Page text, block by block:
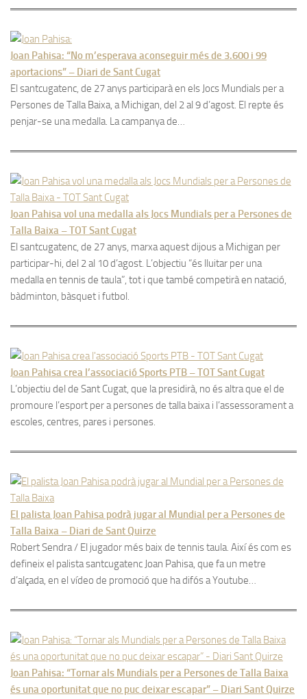
Joan Pahisa: “No m’esperava aconseguir més de 3.600 i 99
aportacions” – Diari de Sant Cugat
El santcugatenc, de 27 anys participarà en els Jocs Mundials per a
Persones de Talla Baixa, a Michigan, del 2 al 9 d’agost. El repte és
penjar-se una medalla. La campanya de…
Joan Pahisa vol una medalla als Jocs Mundials per a Persones de
Talla Baixa – TOT Sant Cugat
El santcugatenc, de 27 anys, marxa aquest dijous a Michigan per
participar-hi, del 2 al 10 d’agost. L’objectiu “és lluitar per una
medalla en tennis de taula”, tot i que també competirà en natació,
bàdminton, bàsquet i futbol.
Joan Pahisa crea l’associació Sports PTB – TOT Sant Cugat
L’objectiu del de Sant Cugat, que la presidirà, no és altra que el de
promoure l’esport per a persones de talla baixa i l’assessorament a
escoles, centres, pares i persones.
El palista Joan Pahisa podrà jugar al Mundial per a Persones de
Talla Baixa – Diari de Sant Quirze
Robert Sendra / El jugador més baix de tennis taula. Així és com es
defineix el palista santcugatenc Joan Pahisa, que fa un metre
d’alçada, en el vídeo de promoció que ha difós a Youtube…
Joan Pahisa: “Tornar als Mundials per a Persones de Talla Baixa
és una oportunitat que no puc deixar escapar” – Diari Sant Quirze